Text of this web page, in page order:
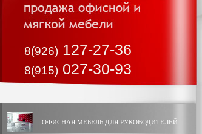
8(926) 127-27-36
8(915) 027-30-93
ОФИСНАЯ МЕБЕЛЬ ДЛЯ РУКОВОДИТЕЛЕЙ